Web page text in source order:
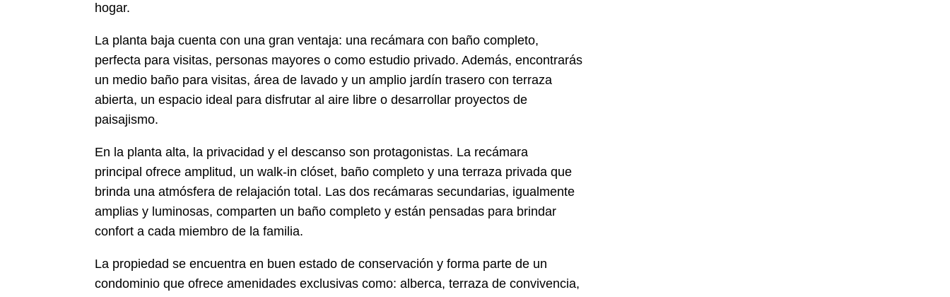
hogar.
La planta baja cuenta con una gran ventaja: una recámara con baño completo,
perfecta para visitas, personas mayores o como estudio privado. Además, encontrarás
un medio baño para visitas, área de lavado y un amplio jardín trasero con terraza
abierta, un espacio ideal para disfrutar al aire libre o desarrollar proyectos de
paisajismo.
En la planta alta, la privacidad y el descanso son protagonistas. La recámara
principal ofrece amplitud, un walk-in clóset, baño completo y una terraza privada que
brinda una atmósfera de relajación total. Las dos recámaras secundarias, igualmente
amplias y luminosas, comparten un baño completo y están pensadas para brindar
confort a cada miembro de la familia.
La propiedad se encuentra en buen estado de conservación y forma parte de un
condominio que ofrece amenidades exclusivas como: alberca, terraza de convivencia,